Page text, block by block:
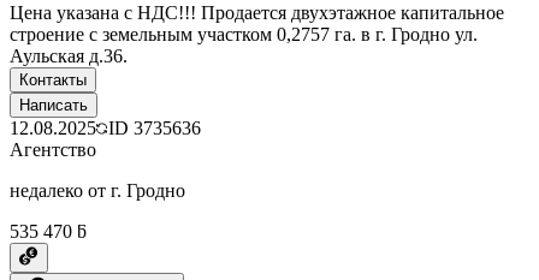
Цена указана с НДС!!! Продается двухэтажное капитальное
строение с земельным участком 0,2757 га. в г. Гродно ул.
Аульская д.36.
Контакты
Написать
12.08.2025 ID 3735636
Агентство
недалеко от г. Гродно
535 470 ƃ